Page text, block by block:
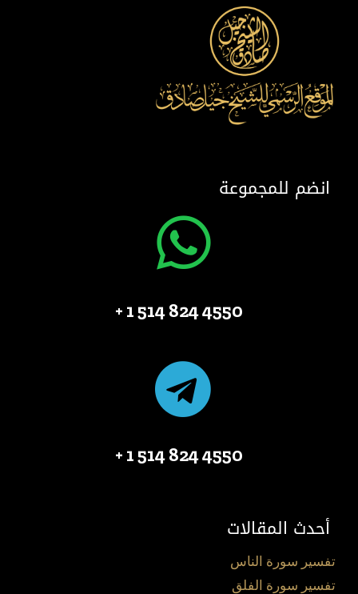
انضم للمجموعة
4550 824 514 1 +
4550 824 514 1 +
أحدث المقالات
تفسير سورة الناس
تفسير سورة الفلق